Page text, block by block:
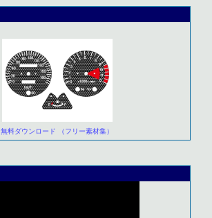
無料ダウンロード （フリー素材集）